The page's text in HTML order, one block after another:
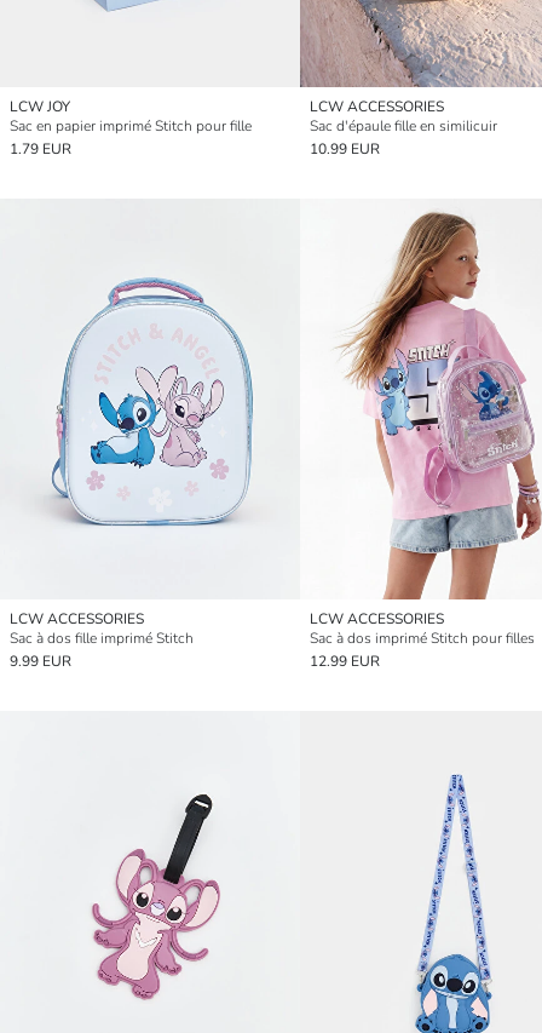
LCW JOY
Sac en papier imprimé Stitch pour fille
1.79 EUR
LCW ACCESSORIES
Sac d'épaule fille en similicuir
10.99 EUR
LCW ACCESSORIES
Sac à dos fille imprimé Stitch
9.99 EUR
LCW ACCESSORIES
Sac à dos imprimé Stitch pour filles
12.99 EUR